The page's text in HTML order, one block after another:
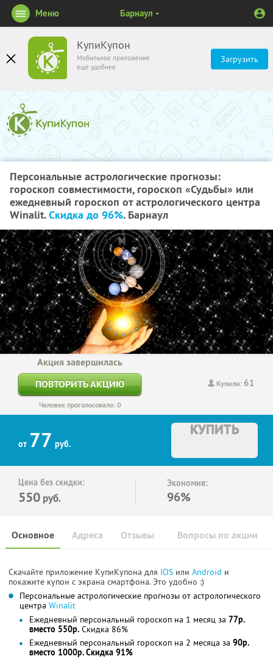
КупиКупон
Мобильное приложение
ещё удобнее
Загрузить
Меню Барнаул
Персональные астрологические прогнозы:
гороскоп совместимости, гороскоп «Судьбы» или
ежедневный гороскоп от астрологического центра
Winalit.Скидка до 96%. Барнаул
Купили: 61
Акция завершилась
ПОВТОРИТЬ АКЦИЮ
Человек проголосовало: 0
от 77 руб.
КУПИТЬ
Цена без скидки:
550 руб.
Экономия:
96%
Основное Отзывы Вопросы по акции
Адреса
Скачайте приложение КупиКупона для IOS или Android и
покажите купон с экрана смартфона. Это удобно :)
Персональные астрологические прогнозы от астрологического
центра Winalit
Ежедневный персональный гороскоп на 1 месяц за 77р.
вместо 550р. Скидка 86%
Ежедневный персональный гороскоп на 2 месяца за 90р.
вместо 1000р. Скидка 91%